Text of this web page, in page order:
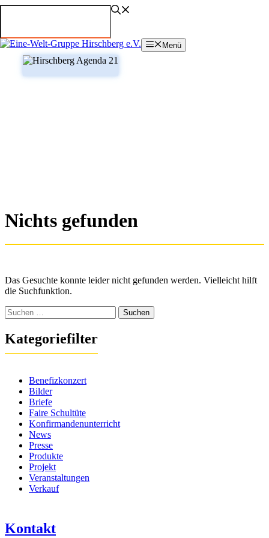
Zum
Menü
Nichts gefunden
Das Gesuchte konnte leider nicht gefunden werden. Vielleicht hilft
die Suchfunktion.
Suchen
nach:
Kategoriefilter
Benefizkonzert
Bilder
Briefe
Faire Schultüte
Konfirmandenunterricht
News
Presse
Produkte
Projekt
Veranstaltungen
Verkauf
Kontakt